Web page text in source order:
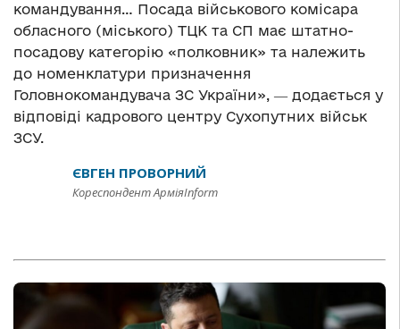
командування… Посада військового комісара
обласного (міського) ТЦК та СП має штатно-
посадову категорію «полковник» та належить
до номенклатури призначення
Головнокомандувача ЗС України», ― додається у
відповіді кадрового центру Сухопутних військ
ЗСУ.
ЄВГЕН ПРОВОРНИЙ
Кореспондент АрміяInform